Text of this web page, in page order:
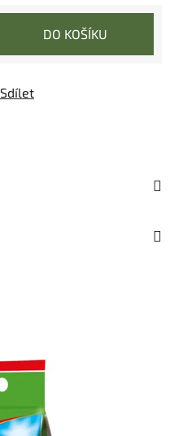
DO KOŠÍKU
Sdílet